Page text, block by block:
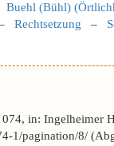
Buehl (Bühl)
Rechtsetzung –
in: Ingelheimer
1/pagination/8/